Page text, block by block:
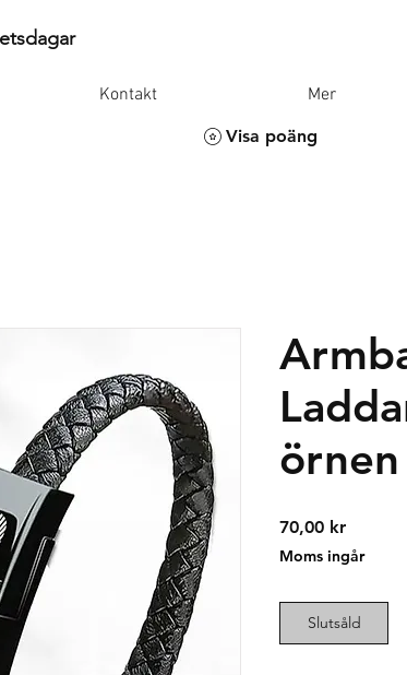
Kontakt Mer
Visa poäng
örnen
70,00 krPris
Moms ingår
Slutsåld